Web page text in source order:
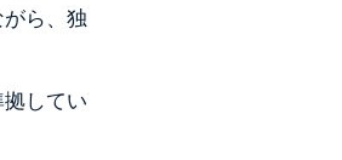
がら、独
してい